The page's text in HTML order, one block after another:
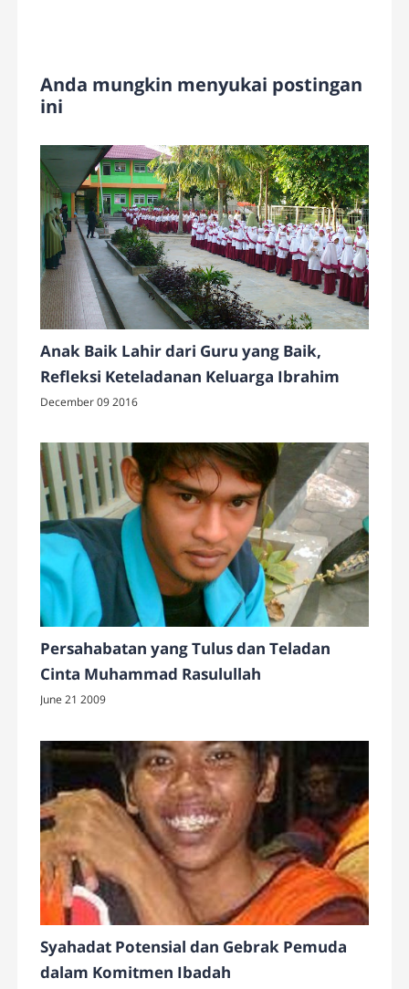
Anda mungkin menyukai postingan
ini
Anak Baik Lahir dari Guru yang Baik,
Refleksi Keteladanan Keluarga Ibrahim
December 09 2016
Persahabatan yang Tulus dan Teladan
Cinta Muhammad Rasulullah
June 21 2009
Syahadat Potensial dan Gebrak Pemuda
dalam Komitmen Ibadah